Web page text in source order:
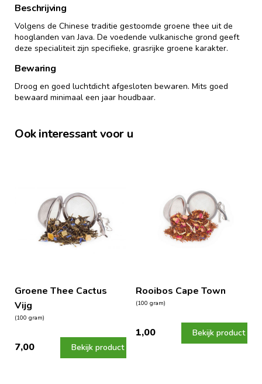
Beschrijving
Volgens de Chinese traditie gestoomde groene thee uit de
hooglanden van Java. De voedende vulkanische grond geeft
deze specialiteit zijn specifieke, grasrijke groene karakter.
Bewaring
Droog en goed luchtdicht afgesloten bewaren. Mits goed
bewaard minimaal een jaar houdbaar.
Ook interessant voor u
Groene Thee Cactus
Vijg
(100 gram)
7,00 Bekijk product
Rooibos Cape Town
(100 gram)
1,00 Bekijk product